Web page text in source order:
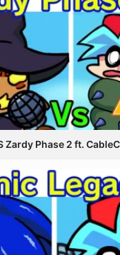
Zardy Phase 2 ft.